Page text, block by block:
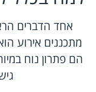
אחד הדברים
מתכננים אירוע
הם פתרון נוח